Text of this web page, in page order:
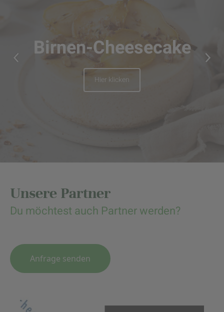
Birnen-Cheesecake
Hier klicken
Unsere Partner
Du möchtest auch Partner werden?
Anfrage senden